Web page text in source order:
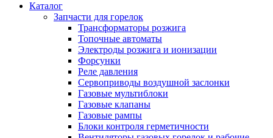
Каталог
Запчасти для горелок
Трансформаторы розжига
Топочные автоматы
Электроды розжига и ионизации
Форсунки
Реле давления
Сервоприводы воздушной заслонки
Газовые мультиблоки
Газовые клапаны
Газовые рампы
Блоки контроля герметичности